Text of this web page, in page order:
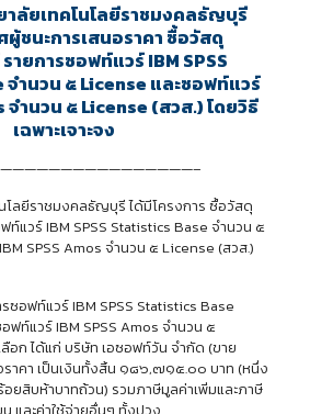
าลัยเทคโนโลยีราชมงคลธัญบุรี
ผู้ชนะการเสนอราคา ซื้อวัสดุ
ายการซอฟท์แวร์ IBM SPSS
ำนวน ๕ License และซอฟท์แวร์
จำนวน ๕ License (สวส.) โดยวิธี
เฉพาะเจาะจง
โลยีราชมงคลธัญบุรี ได้มีโครงการ ซื้อวัสดุ
ท์แวร์ IBM SPSS Statistics Base จำนวน ๕
SPSS Amos จำนวน ๕ License (สวส.)
ซอฟท์แวร์ IBM SPSS Statistics Base
ฟท์แวร์ IBM SPSS Amos จำนวน ๕
อก ได้แก่ บริษัท เอซอฟท์วัน จำกัด (ขาย
ราคา เป็นเงินทั้งสิ้น ๑๘๖,๗๑๕.๐๐ บาท (หนึ่ง
ยสิบห้าบาทถ้วน) รวมภาษีมูลค่าเพิ่มและภาษี